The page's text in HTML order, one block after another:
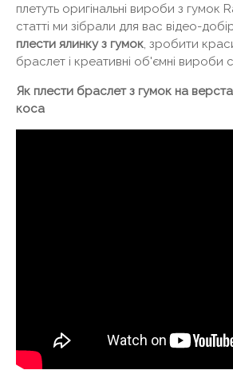
плетуть оригінальні вироби з гумок
статті ми зібрали для вас відео-
плести ялинку з гумок , зробити
браслет і креативні об'ємні вироби
Як плести браслет з гумок на
коса